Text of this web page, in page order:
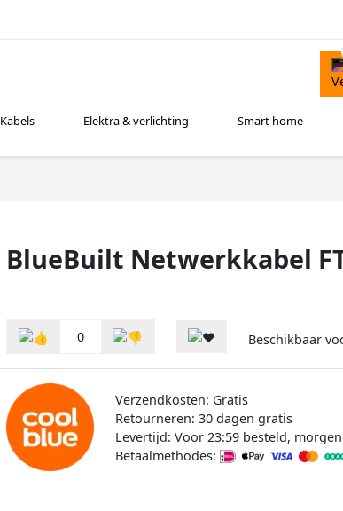
Kabels Elektra & verlichting Smart home
BlueBuilt Netwerkkabel
0 Beschikbaar
Verzendkosten: Gratis
Retourneren: 30 dagen gratis
Levertijd: Voor 23:59 besteld,
Betaalmethodes: